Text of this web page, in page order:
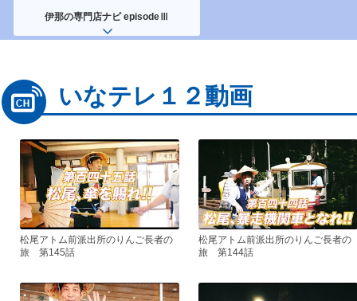
伊那の専門店ナビ episodeⅢ
いなテレ１２動画
松尾アトム前派出所のりんご長者の
旅 第145話
松尾アトム前派出所のりんご長者の
旅 第144話